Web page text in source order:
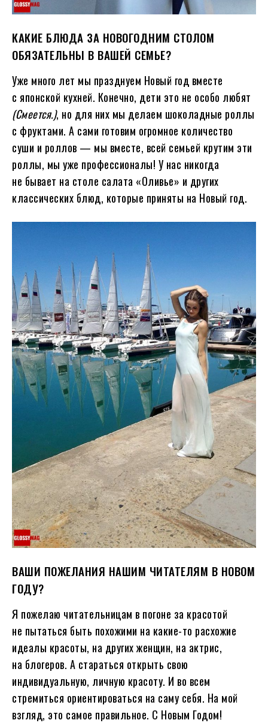
КАКИЕ БЛЮДА ЗА НОВОГОДНИМ СТОЛОМ
ОБЯЗАТЕЛЬНЫ В ВАШЕЙ СЕМЬЕ?
Уже много лет мы празднуем Новый год вместе
с японской кухней. Конечно, дети это не особо любят
(Смеется.), но для них мы делаем шоколадные роллы
с фруктами. А сами готовим огромное количество
суши и роллов — мы вместе, всей семьей крутим эти
роллы, мы уже профессионалы! У нас никогда
не бывает на столе салата «Оливье» и других
классических блюд, которые приняты на Новый год.
ВАШИ ПОЖЕЛАНИЯ НАШИМ ЧИТАТЕЛЯМ В НОВОМ
ГОДУ?
Я пожелаю читательницам в погоне за красотой
не пытаться быть похожими на какие-то расхожие
идеалы красоты, на других женщин, на актрис,
на блогеров. А стараться открыть свою
индивидуальную, личную красоту. И во всем
стремиться ориентироваться на саму себя. На мой
взгляд, это самое правильное. С Новым Годом!